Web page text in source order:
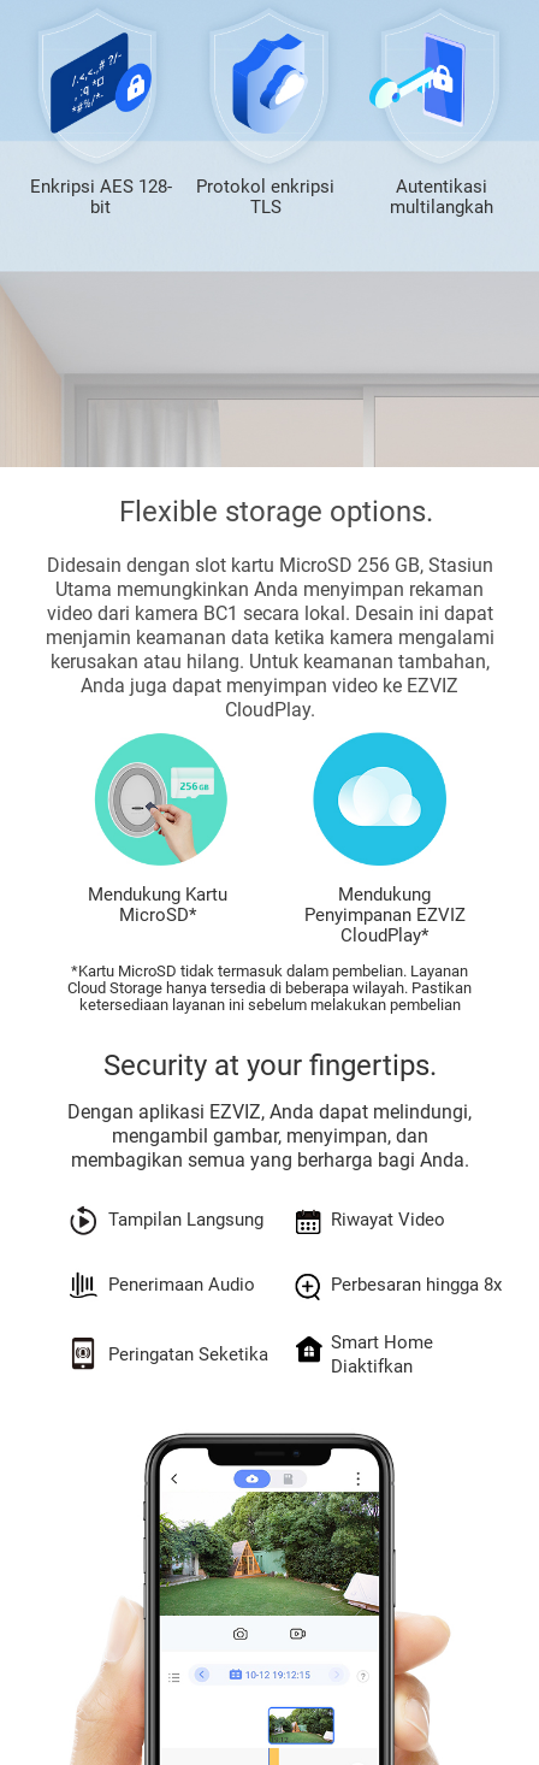
Enkripsi AES 128-
bit
Protokol enkripsi
TLS
Autentikasi
multilangkah
Flexible storage options.
Didesain dengan slot kartu MicroSD 256 GB, Stasiun
Utama memungkinkan Anda menyimpan rekaman
video dari kamera BC1 secara lokal. Desain ini dapat
menjamin keamanan data ketika kamera mengalami
kerusakan atau hilang. Untuk keamanan tambahan,
Anda juga dapat menyimpan video ke EZVIZ
CloudPlay.
Mendukung Kartu
MicroSD*
Mendukung
Penyimpanan EZVIZ
CloudPlay*
*Kartu MicroSD tidak termasuk dalam pembelian. Layanan
Cloud Storage hanya tersedia di beberapa wilayah. Pastikan
ketersediaan layanan ini sebelum melakukan pembelian
Security at your fingertips.
Dengan aplikasi EZVIZ, Anda dapat melindungi,
mengambil gambar, menyimpan, dan
membagikan semua yang berharga bagi Anda.
Tampilan Langsung
Penerimaan Audio
Peringatan Seketika
Riwayat Video
Perbesaran hingga 8x
Smart Home
Diaktifkan